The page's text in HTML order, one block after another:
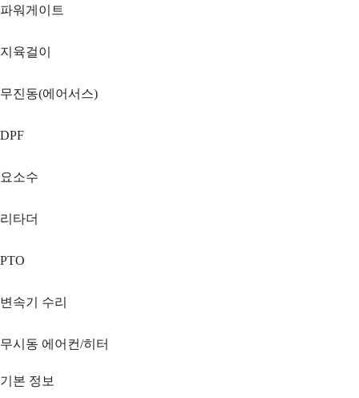
파워게이트
지육걸이
무진동(에어서스)
DPF
요소수
리타더
PTO
변속기 수리
무시동 에어컨/히터
기본 정보